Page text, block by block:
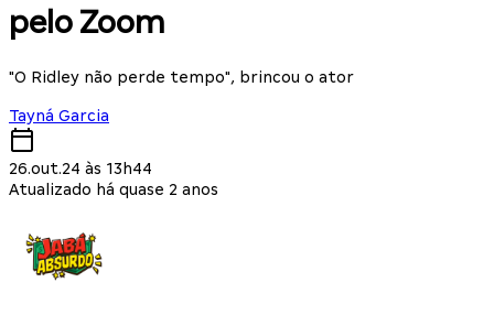
pelo Zoom
"O Ridley não perde tempo", brincou o ator
Tayná Garcia
26.out.24 às 13h44
Atualizado há quase 2 anos